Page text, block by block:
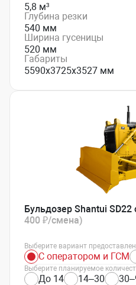
5,8 м³
Глубина резки
540 мм
Ширина гусеницы
520 мм
Габариты
5590х3725х3527 мм
Бульдозер Shantui SD22
400 ₽/смена)
Выберите вариант
С оператором и ГСМ
Выберите планируемое
До 14 14–30